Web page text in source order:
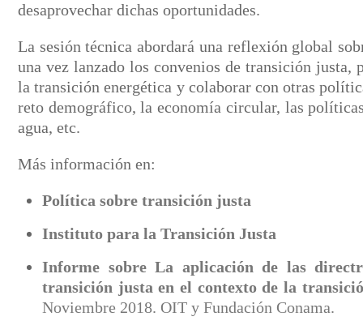
desaprovechar dichas oportunidades.
La sesión técnica abordará una reflexión global
una vez lanzado los convenios de transición justa,
la transición energética y colaborar con otras
reto demográfico, la economía circular, las
agua, etc.
Más información en:
Política sobre transición justa
Instituto para la Transición Justa
Informe sobre La aplicación de las
transición justa en el contexto de la
Noviembre 2018. OIT y Fundación Conama.